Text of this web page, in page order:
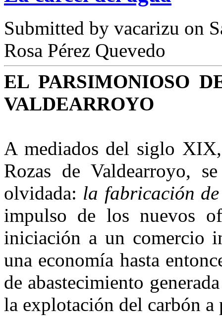
Submitted by vacarizu on
Rosa Pérez Quevedo
EL PARSIMONIOSO
VALDEARROYO
A mediados del siglo
Rozas de Valdearroyo,
olvidada: la fabricación
impulso de los nuevos
iniciación a un comercio
una economía hasta
de abastecimiento
la explotación del carbón a